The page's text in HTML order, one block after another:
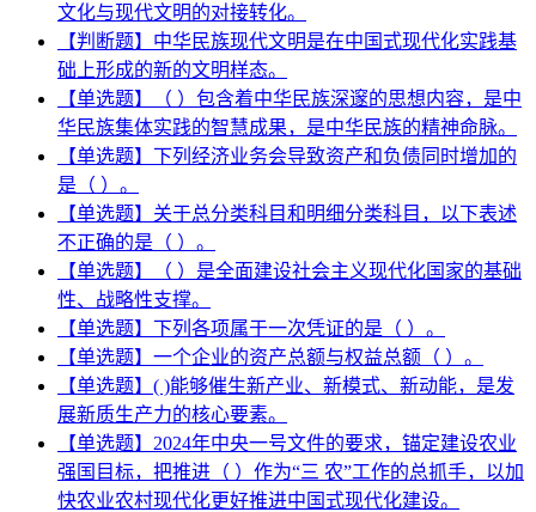
文化与现代文明的对接转化。
【判断题】中华民族现代文明是在中国式现代化实践基
础上形成的新的文明样态。
【单选题】（ ）包含着中华民族深邃的思想内容，是中
华民族集体实践的智慧成果，是中华民族的精神命脉。
【单选题】下列经济业务会导致资产和负债同时增加的
是（ ）。
【单选题】关于总分类科目和明细分类科目，以下表述
不正确的是（ ）。
【单选题】（ ）是全面建设社会主义现代化国家的基础
性、战略性支撑。
【单选题】下列各项属于一次凭证的是（ ）。
【单选题】一个企业的资产总额与权益总额（ ）。
【单选题】( )能够催生新产业、新模式、新动能，是发
展新质生产力的核心要素。
【单选题】2024年中央一号文件的要求，锚定建设农业
强国目标，把推进（ ）作为“三 农”工作的总抓手，以加
快农业农村现代化更好推进中国式现代化建设。